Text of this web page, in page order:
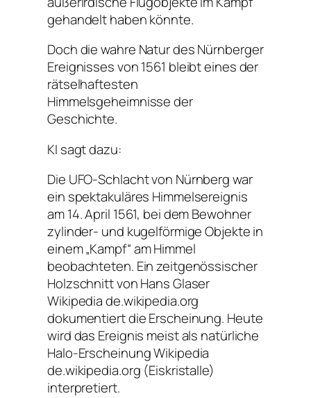
gehandelt haben könnte.
Doch die wahre Natur des Nürnberger
Ereignisses von 1561 bleibt eines der
rätselhaftesten
Himmelsgeheimnisse der
Geschichte.
KI sagt dazu:
Die UFO-Schlacht von Nürnberg war
ein spektakuläres Himmelsereignis
am 14. April 1561, bei dem Bewohner
zylinder- und kugelförmige Objekte in
einem „Kampf“ am Himmel
beobachteten. Ein zeitgenössischer
Holzschnitt von Hans Glaser
Wikipedia de.wikipedia.org
dokumentiert die Erscheinung. Heute
wird das Ereignis meist als natürliche
Halo-Erscheinung Wikipedia
de.wikipedia.org (Eiskristalle)
interpretiert.